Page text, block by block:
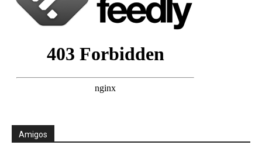
Amigos